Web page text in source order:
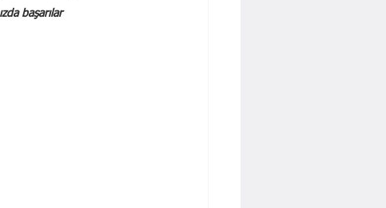
başarılar